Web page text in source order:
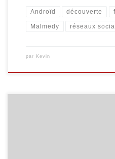
Androïd découverte
Malmedy réseaux
par Kevin